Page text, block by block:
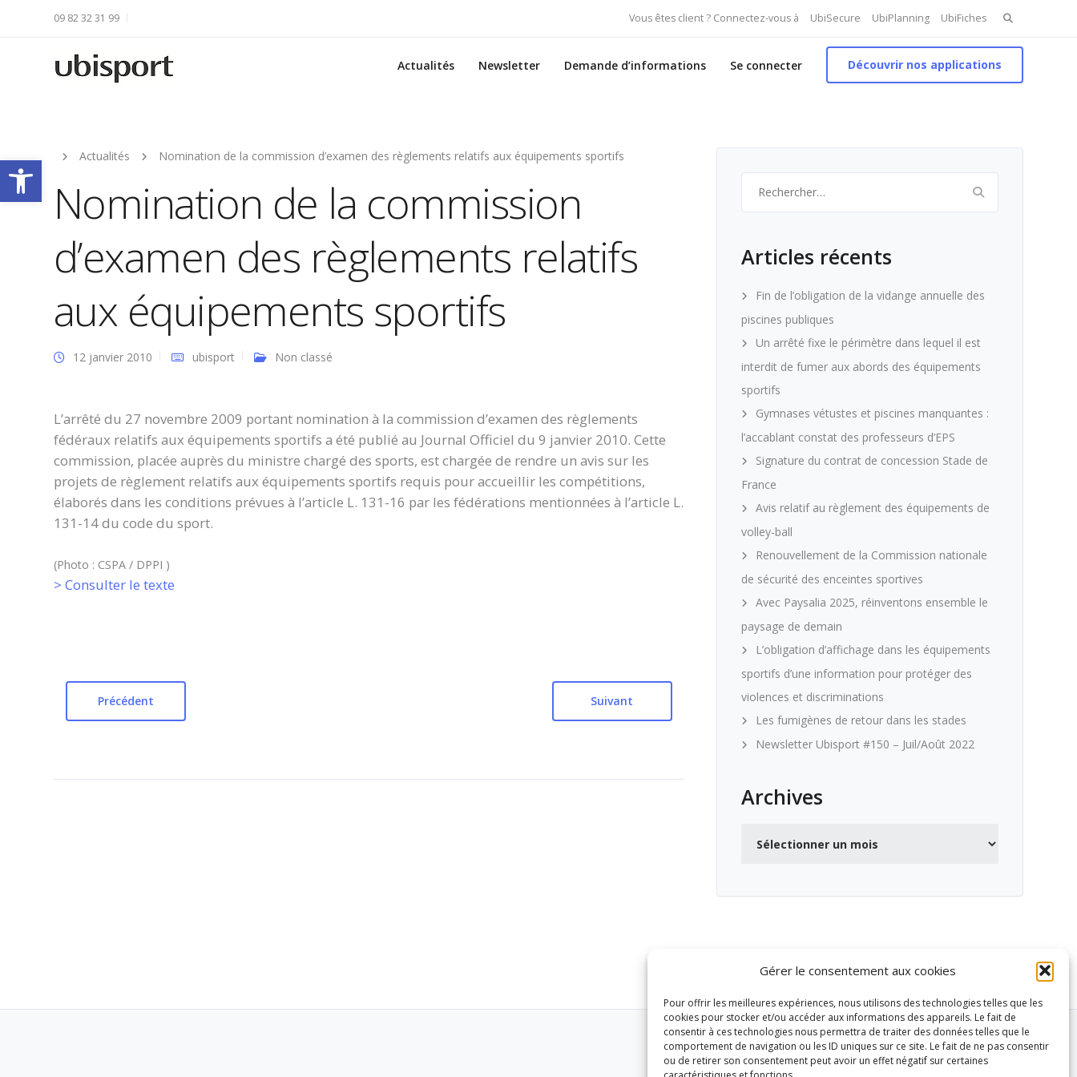
Ouvrir la barre d’outils
Gérer le consentement aux cookies
Pour offrir les meilleures expériences, nous utilisons des technologies telles que les
cookies pour stocker et/ou accéder aux informations des appareils. Le fait de
consentir à ces technologies nous permettra de traiter des données telles que le
comportement de navigation ou les ID uniques sur ce site. Le fait de ne pas consentir
ou de retirer son consentement peut avoir un effet négatif sur certaines
Vous êtes client ? Connectez-vous à UbiSecure UbiPlanning UbiFiches Search
for:
09 82 32 31 99
Actualités Newsletter Demande d’informations Se connecter Découvrir nos applications
Actualités Nomination de la commission d’examen des règlements relatifs aux équipements sportifs
Nomination de la commission
d’examen des règlements relatifs
aux équipements sportifs
12 janvier 2010 ubisport Non classé
L’arrêté du 27 novembre 2009 portant nomination à la commission d’examen des règlements
fédéraux relatifs aux équipements sportifs a été publié au Journal Officiel du 9 janvier 2010. Cette
commission, placée auprès du ministre chargé des sports, est chargée de rendre un avis sur les
projets de règlement relatifs aux équipements sportifs requis pour accueillir les compétitions,
élaborés dans les conditions prévues à l’article L. 131-16 par les fédérations mentionnées à l’article L.
131-14 du code du sport.
(Photo : CSPA / DPPI )
> Consulter le texte
Précédent Suivant
Articles récents
Fin de l’obligation de la vidange annuelle des
piscines publiques
Un arrêté fixe le périmètre dans lequel il est
interdit de fumer aux abords des équipements
sportifs
Gymnases vétustes et piscines manquantes :
l’accablant constat des professeurs d’EPS
Signature du contrat de concession Stade de
France
Avis relatif au règlement des équipements de
volley-ball
Renouvellement de la Commission nationale
de sécurité des enceintes sportives
Avec Paysalia 2025, réinventons ensemble le
paysage de demain
L’obligation d’affichage dans les équipements
sportifs d’une information pour protéger des
violences et discriminations
Les fumigènes de retour dans les stades
Newsletter Ubisport #150 – Juil/Août 2022
Archives